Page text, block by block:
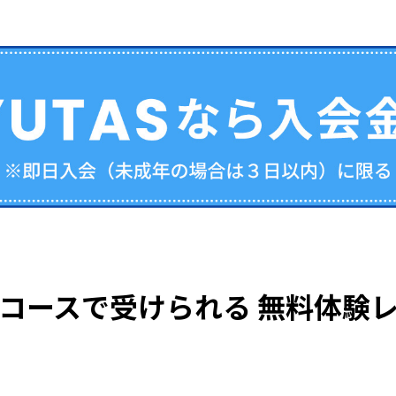
ースで受けられる 無料体験